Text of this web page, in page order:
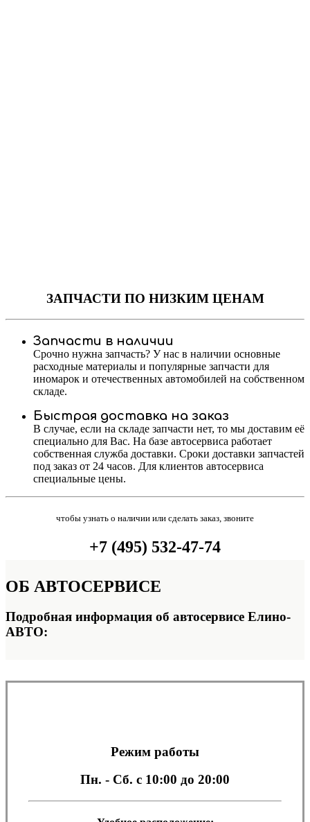
ЗАПЧАСТИПО НИЗКИМ ЦЕНАМ
Запчасти в наличии
Срочно нужна запчасть? У нас в наличии основные
расходные материалы и популярные запчасти для
иномарок и отечественных автомобилей на собственном
складе.
Быстрая доставка на заказ
В случае, если на складе запчасти нет, то мы доставим её
специально для Вас. На базе автосервиса работает
собственная служба доставки. Сроки доставки запчастей
под заказ от 24 часов. Для клиентов автосервиса
специальные цены.
чтобы узнать о наличии или сделать заказ, звоните
+7 (495) 532-47-74
ОБ АВТОСЕРВИСЕ
Подробная информация об автосервисе Елино-
АВТО:
Режим работы
Пн. - Сб. с 10:00 до 20:00